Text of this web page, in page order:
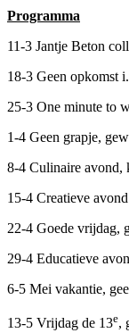
Programma
11-3 Jantje Beton
18-3 Geen opkomst
25-3 One minute to
1-4 Geen grapje,
8-4 Culinaire avond,
15-4 Creatieve
22-4 Goede vrijdag,
29-4 Educatieve
6-5 Mei vakantie,
13-5 Vrijdag de 13e,